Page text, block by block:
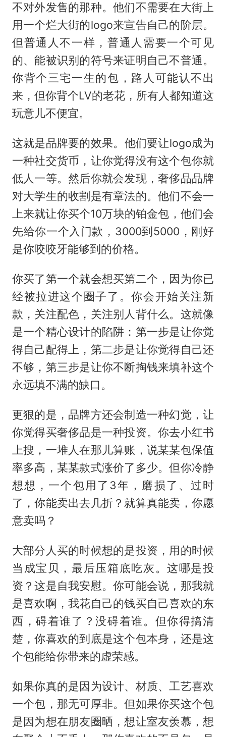
不对外发售的那种。他们不需要在大街上
用一个烂大街的logo来宣告自己的阶层。
但普通人不一样，普通人需要一个可见
的、能被识别的符号来证明自己不普通。
你背个三宅一生的包，路人可能认不出
来，但你背个LV的老花，所有人都知道这
玩意儿不便宜。
这就是品牌要的效果。他们要让logo成为
一种社交货币，让你觉得没有这个包你就
低人一等。然后你就会发现，奢侈品品牌
对大学生的收割是有章法的。他们不会一
上来就让你买个10万块的铂金包，他们会
先给你一个入门款，3000到5000，刚好
是你咬咬牙能够到的价格。
你买了第一个就会想买第二个，因为你已
经被拉进这个圈子了。你会开始关注新
款，关注配色，关注别人背什么。这就像
是一个精心设计的陷阱：第一步是让你觉
得自己配得上，第二步是让你觉得自己还
不够，第三步是让你不断掏钱来填补这个
永远填不满的缺口。
更狠的是，品牌方还会制造一种幻觉，让
你觉得买奢侈品是一种投资。你去小红书
上搜，一堆人在那儿算账，说某某包保值
率多高，某某款式涨价了多少。但你冷静
想想，一个包用了3年，磨损了、过时
了，你能卖出去几折？就算真能卖，你愿
意卖吗？
大部分人买的时候想的是投资，用的时候
当成宝贝，最后压箱底吃灰。这哪是投
资？这是自我安慰。你可能会说，那我就
是喜欢啊，我花自己的钱买自己喜欢的东
西，碍着谁了？没碍着谁。但你得搞清
楚，你喜欢的到底是这个包本身，还是这
个包能给你带来的虚荣感。
如果你真的是因为设计、材质、工艺喜欢
一个包，那无可厚非。但如果你买这个包
是因为想在朋友圈晒，想让室友羡慕，想